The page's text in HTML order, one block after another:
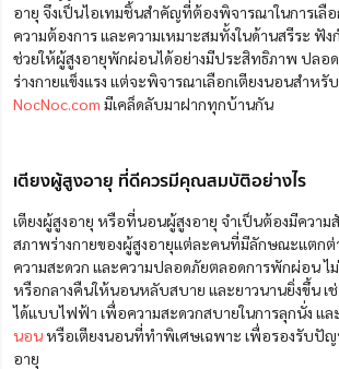
อายุ จึงเป็นไอเทมชิ้นสำคัญที่ต้องพิจารณาในการเลื
ความต้องการ และความเหมาะสมทั้งในด้านสรีระ ฟัง
ช่วยให้ผู้สูงอายุพักผ่อนได้อย่างมีประสิทธิภาพ ปลอ
ร่างกายแข็งแรง แต่จะพิจารณาเลือกเตียงนอนสําหรั
NocNoc.com มีเคล็ดลับมาฝากทุกบ้านกัน
เตียงผู้สูงอายุ ที่ดีควรมีคุณสมบัติอย่างไร
เตียงผู้สูงอายุ หรือที่นอนผู้สูงอายุ จำเป็นต้องมีควา
สภาพร่างกายของผู้สูงอายุแต่ละคนที่มีลักษณะแตกต่
ความสะดวก และความปลอดภัยตลอดการพักผ่อน ไม่
หรือกลางคืนให้นอนหลับสบาย และยาวนานยิ่งขึ้น เ
ได้แบบไฟฟ้า เพื่อความสะดวกสบายในการลุกนั่ง แล
นอนหรือเตียงนอนที่ทำพิเศษเฉพาะ เพื่อรองรับปั
อายุ